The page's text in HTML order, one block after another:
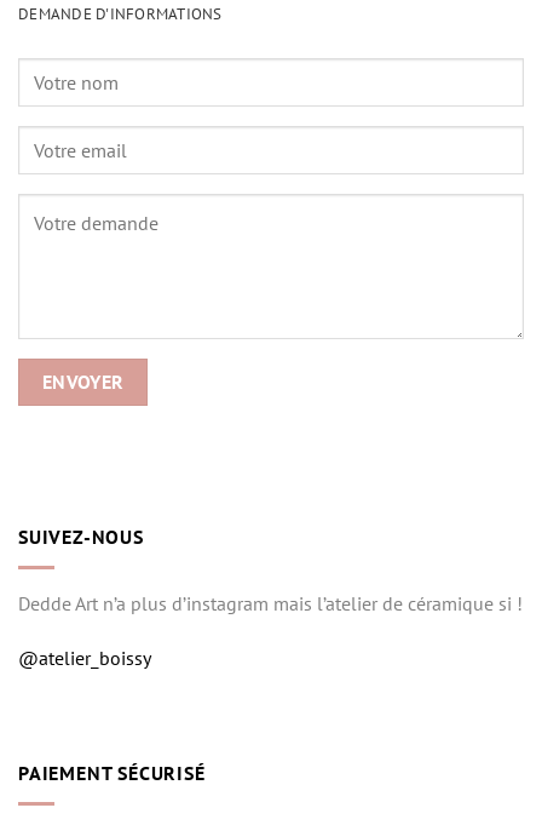
DEMANDE D'INFORMATIONS
SUIVEZ-NOUS
Dedde Art n’a plus d’instagram mais l’atelier de céramique si !
@atelier_boissy
PAIEMENT SÉCURISÉ